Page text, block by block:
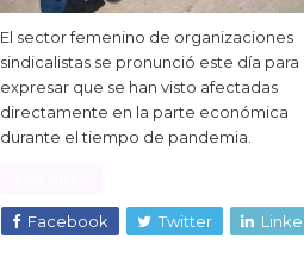
El sector femenino de organizaciones
sindicalistas se pronunció este día para
expresar que se han visto afectadas
directamente en la parte económica
durante el tiempo de pandemia.
Facebook Twitter